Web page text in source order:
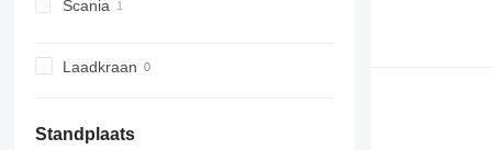
Midlum
Scania
Laadkraan
Standplaats